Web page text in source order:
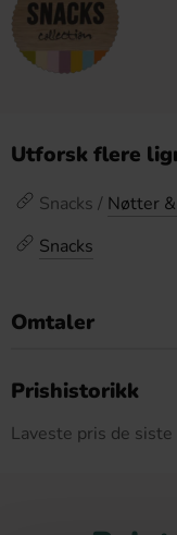
Utforsk flere
Snacks / Nøtter
Snacks
Omtaler
Prishistorikk
Laveste pris de